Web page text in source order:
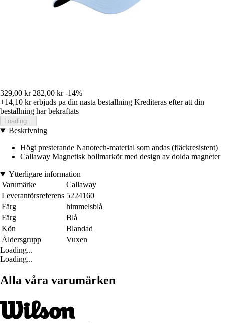
329,00 kr 282,00 kr -14%
+14,10 krerbjuds pa din nasta bestallning Krediteras efter att din
bestallning har bekraftats
Loading...
Beskrivning
Högt presterande Nanotech-material som andas (fläckresistent)
Callaway Magnetisk bollmarkör med design av dolda magneter
Ytterligare information
Varumärke
Callaway
Leverantörsreferens 5224160
Färg
himmelsblå
Färg
Blå
Kön
Blandad
Åldersgrupp
Vuxen
Loading...
Loading...
Alla våra varumärken